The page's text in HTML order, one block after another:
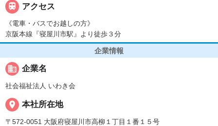
 アクセス
《電車・バスでお越しの方》
京阪本線『寝屋川市駅』より徒歩３分
企業情報
business 企業名
社会福祉法人 いわき会
place 本社所在地
〒572-0051 大阪府寝屋川市高柳１丁目１番１５号